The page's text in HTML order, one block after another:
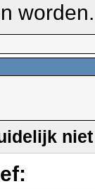
worden.